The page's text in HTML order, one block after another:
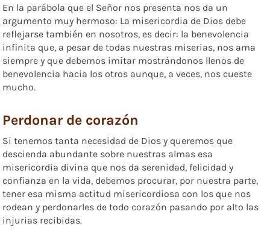
En la parábola que el Señor nos presenta nos da un
argumento muy hermoso: La misericordia de Dios debe
reflejarse también en nosotros, es decir: la benevolencia
infinita que, a pesar de todas nuestras miserias, nos ama
siempre y que debemos imitar mostrándonos llenos de
benevolencia hacia los otros aunque, a veces, nos cueste
mucho.
Perdonar de corazón
Si tenemos tanta necesidad de Dios y queremos que
descienda abundante sobre nuestras almas esa
misericordia divina que nos da serenidad, felicidad y
confianza en la vida, debemos procurar, por nuestra parte,
tener esa misma actitud misericordiosa con los que nos
rodean y perdonarles de todo corazón pasando por alto las
injurias recibidas.